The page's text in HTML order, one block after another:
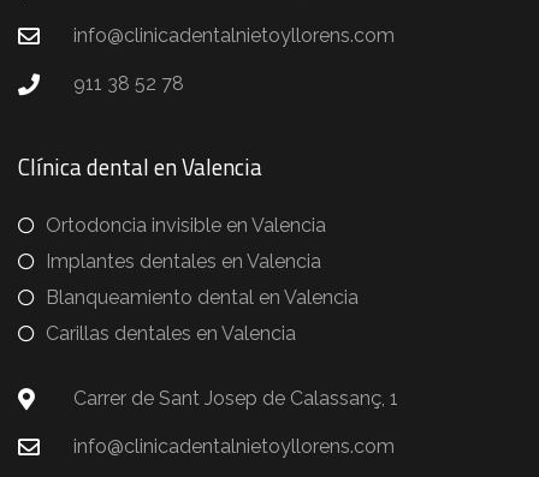
info@clinicadentalnietoyllorens.com
911 38 52 78
Clínica dental en Valencia
Ortodoncia invisible en Valencia
Implantes dentales en Valencia
Blanqueamiento dental en Valencia
Carillas dentales en Valencia
Carrer de Sant Josep de Calassanç, 1
info@clinicadentalnietoyllorens.com